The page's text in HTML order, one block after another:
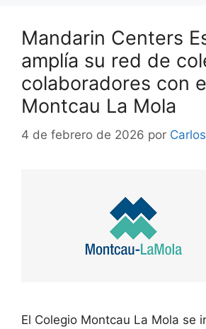
Mandarin Centers
amplía su red de
colaboradores con
Montcau La Mola
4 de febrero de 2026 por
El Colegio Montcau La Mola se